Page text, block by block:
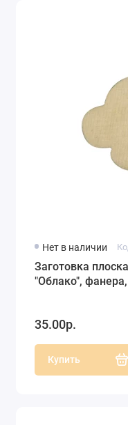
Нет в наличии
Заготовка
"Облако",
35.00р.
Купить